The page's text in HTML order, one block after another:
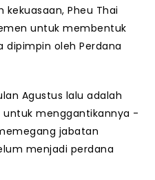
Pheu Thai
untuk membentuk
oleh Perdana
Agustus lalu adalah
menggantikannya -
jabatan
menjadi perdana